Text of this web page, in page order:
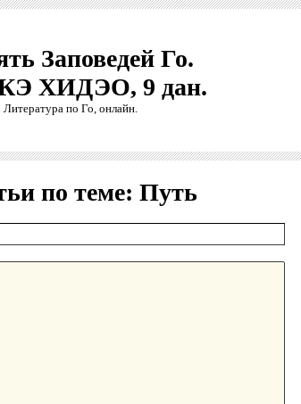
Заповедей Го.
ХИДЭО, 9 дан.
Литература по Го, онлайн.
по теме: Путь